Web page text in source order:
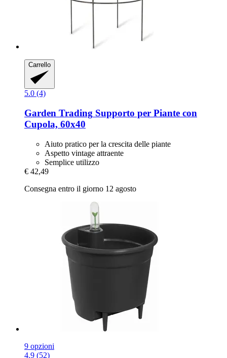
Carrello
5.0 (4)
Garden Trading Supporto per Piante con
Cupola, 60x40
Aiuto pratico per la crescita delle piante
Aspetto vintage attraente
Semplice utilizzo
€ 42,49
Consegna entro il giorno 12 agosto
9 opzioni
4.9 (52)